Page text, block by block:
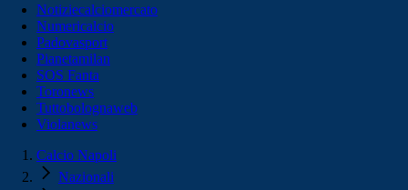
Notiziecalciomercato
Numericalcio
Padovasport
Pianetamilan
SOS Fanta
Toronews
Tuttobolognaweb
Violanews
Calcio Napoli
Nazionali